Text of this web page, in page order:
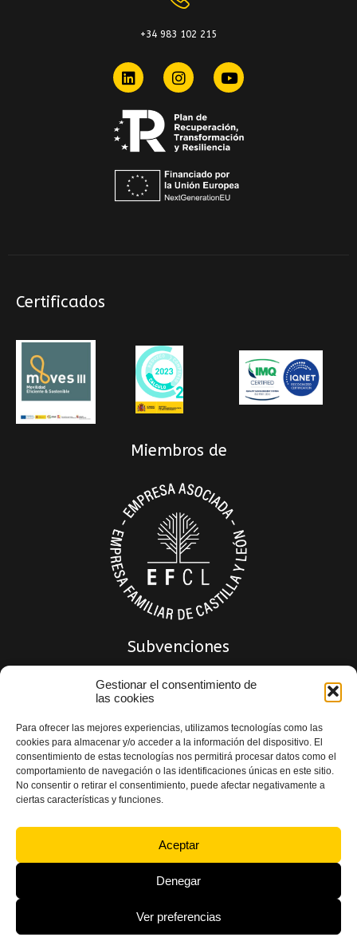
Gestionar el consentimiento de
las cookies
Para ofrecer las mejores experiencias, utilizamos tecnologías como las
cookies para almacenar y/o acceder a la información del dispositivo. El
consentimiento de estas tecnologías nos permitirá procesar datos como el
comportamiento de navegación o las identificaciones únicas en este sitio.
No consentir o retirar el consentimiento, puede afectar negativamente a
ciertas características y funciones.
Aceptar
Denegar
Ver preferencias
+34 983 102 215
Certificados
Miembros de
Subvenciones
Declaración de accesibilidad